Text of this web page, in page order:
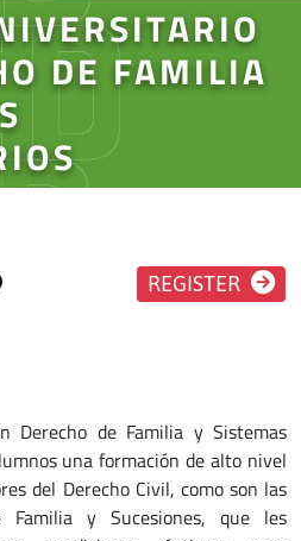
DE FAMILIA
REGISTER
Derecho de Familia y Sistemas
una formación de alto nivel
del Derecho Civil, como son las
Familia y Sucesiones, que les